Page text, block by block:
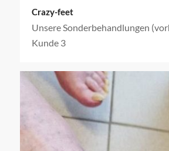
Crazy-feet
Unsere Sonderbehandlungen
Kunde 3